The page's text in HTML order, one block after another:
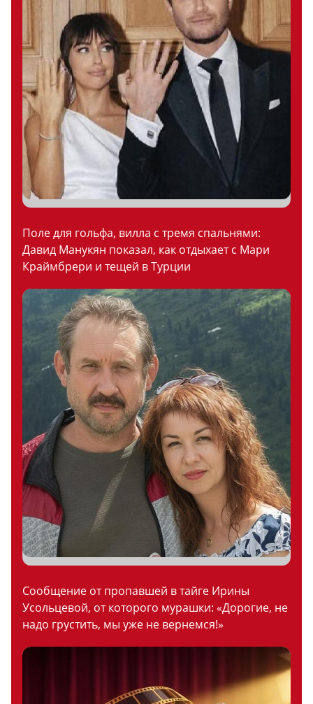
Поле для гольфа, вилла с тремя спальнями:
Давид Манукян показал, как отдыхает с Мари
Краймбрери и тещей в Турции
Сообщение от пропавшей в тайге Ирины
Усольцевой, от которого мурашки: «Дорогие, не
надо грустить, мы уже не вернемся!»